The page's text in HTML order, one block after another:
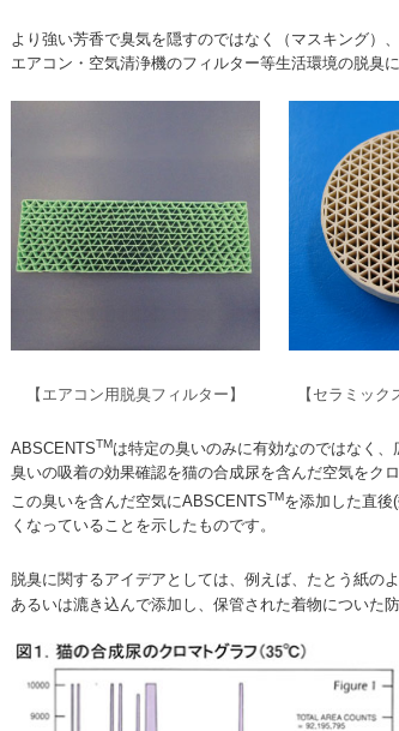
より強い芳香で臭気を隠すのではなく（マスキング）
エアコン・空気清浄機のフィルター等生活環境の脱臭
【エアコン用脱臭フィルター】 【セラミック
ABSCENTSTMは特定の臭いのみに有効なのではなく
臭いの吸着の効果確認を猫の合成尿を含んだ空気をク
この臭いを含んだ空気にABSCENTSTMを添加した直後
くなっていることを示したものです。
脱臭に関するアイデアとしては、例えば、たとう紙の
あるいは漉き込んで添加し、保管された着物についた